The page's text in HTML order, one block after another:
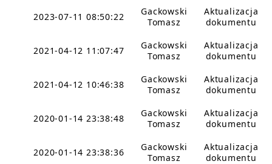
2023-07-11 08:50:22
Gackowski
Tomasz
Aktualizacja
dokumentu
2021-04-12 11:07:47
Gackowski
Tomasz
Aktualizacja
dokumentu
2021-04-12 10:46:38
Gackowski
Tomasz
Aktualizacja
dokumentu
2020-01-14 23:38:48
Gackowski
Tomasz
Aktualizacja
dokumentu
2020-01-14 23:38:36
Gackowski
Tomasz
Aktualizacja
dokumentu